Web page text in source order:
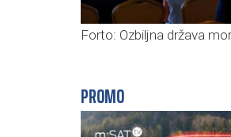
Forto: Ozbiljna država
PROMO